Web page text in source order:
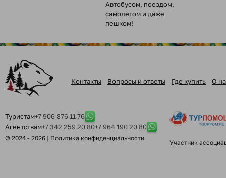
Автобусом, поездом,
самолетом и даже
пешком!
Контакты Вопросы и ответы Где купить О
Туристам+7 906 876 11 76
Агентствам+7 342 259 20 80+7 964 190 20 80
© 2024 - 2026 | Политика конфиденциальности
Участник